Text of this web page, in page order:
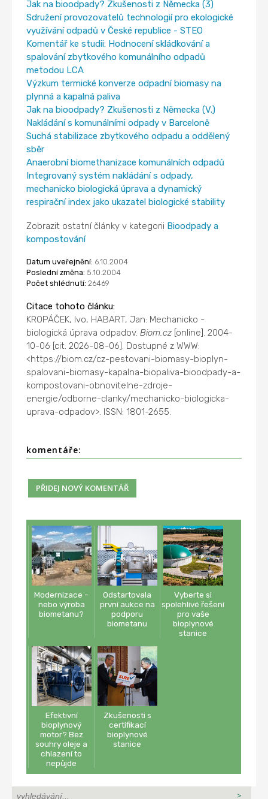
Jak na bioodpady? Zkušenosti z Německa (3)
Sdružení provozovatelů technologií pro ekologické
využívání odpadů v České republice - STEO
Komentář ke studii: Hodnocení skládkování a
spalování zbytkového komunálního odpadů
metodou LCA
Výzkum termické konverze odpadní biomasy na
plynná a kapalná paliva
Jak na bioodpady? Zkušenosti z Německa (V.)
Nakládání s komunálními odpady v Barceloně
Suchá stabilizace zbytkového odpadu a oddělený
sběr
Anaerobní biomethanizace komunálních odpadů
Integrovaný systém nakládání s odpady,
mechanicko biologická úprava a dynamický
respirační index jako ukazatel biologické stability
Zobrazit ostatní články v kategorii Bioodpady a
kompostování
Datum uveřejnění: 6.10.2004
Poslední změna: 5.10.2004
Počet shlédnutí: 26469
Citace tohoto článku:
KROPÁČEK, Ivo, HABART, Jan: Mechanicko -
biologická úprava odpadov.Biom.cz [online]. 2004-
10-06 [cit. 2026-08-06]. Dostupné z WWW:
<https://biom.cz/cz-pestovani-biomasy-bioplyn-
spalovani-biomasy-kapalna-biopaliva-bioodpady-a-
kompostovani-obnovitelne-zdroje-
energie/odborne-clanky/mechanicko-biologicka-
uprava-odpadov>. ISSN: 1801-2655.
komentáře:
Modernizace -
nebo výroba
biometanu?
Odstartovala
první aukce na
podporu
biometanu
Vyberte si
spolehlivé řešení
pro vaše
bioplynové
stanice
Efektivní
bioplynový
motor? Bez
souhry oleje a
chlazení to
nepůjde
Zkušenosti s
certifikací
bioplynové
stanice